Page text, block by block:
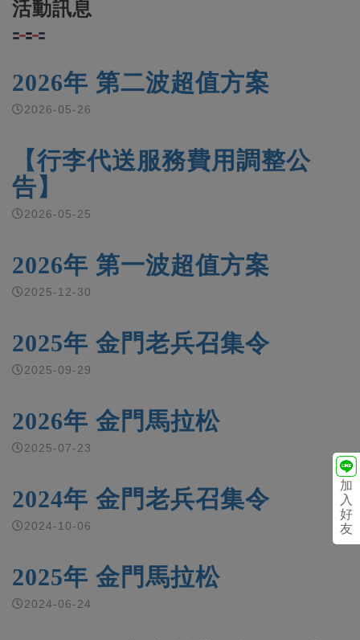
加
入
好
友
活動訊息
2026年 第二波超值方案
2026-05-26
【行李代送服務費用調整公
告】
2026-05-25
2026年 第一波超值方案
2025-12-30
2025年 金門老兵召集令
2025-09-29
2026年 金門馬拉松
2025-07-23
2024年 金門老兵召集令
2024-10-06
2025年 金門馬拉松
2024-06-24